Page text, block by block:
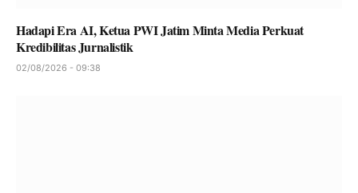
Hadapi Era AI, Ketua PWI Jatim Minta Media Perkuat
Kredibilitas Jurnalistik
02/08/2026 - 09:38